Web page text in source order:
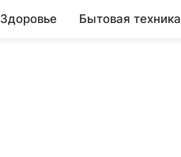
Здоровье Бытовая техника